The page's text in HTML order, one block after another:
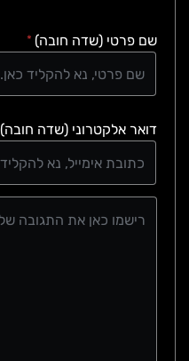
שם פרטי (שדה חובה) *
דואר אלקטרוני (שדה חובה)